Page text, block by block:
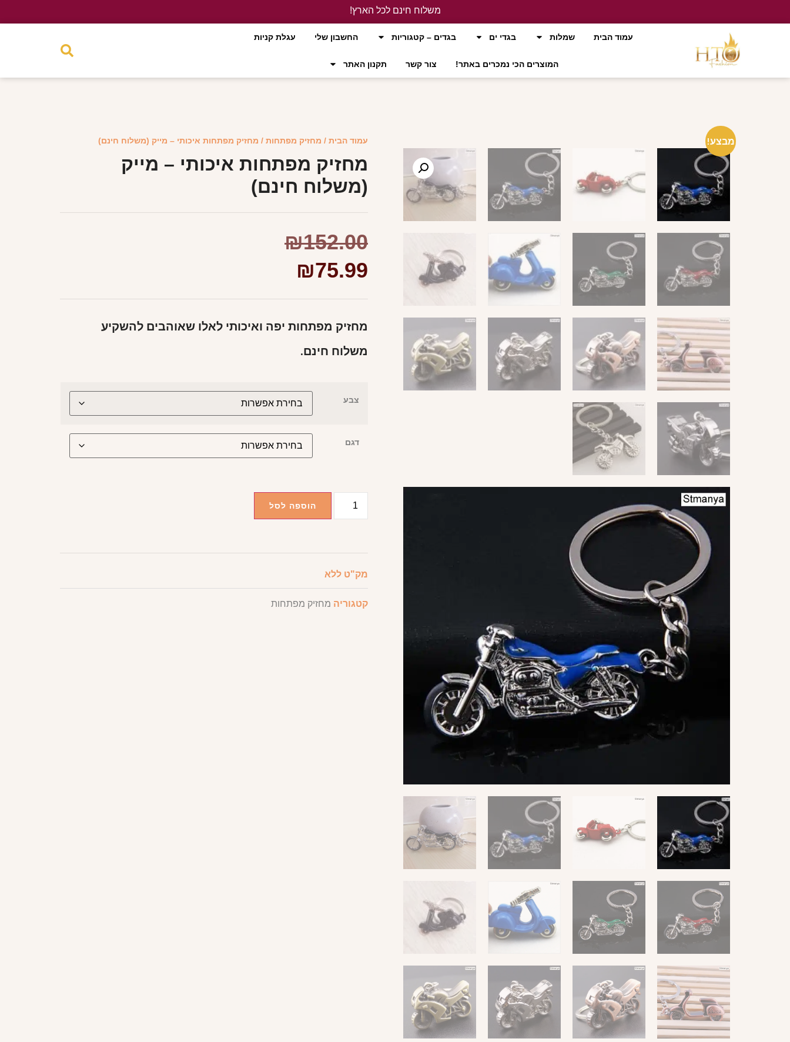
משלוח חינם לכל הארץ!
עמוד הבית
שמלות בגדי ים בגדים – קטגוריות החשבון שלי עגלת קניות
המוצרים הכי נמכרים באתר! צור קשר תקנון האתר
מבצע! עמוד הבית / מחזיק מפתחות / מחזיק מפתחות איכותי – מייק (משלוח חינם)
מחזיק מפתחות איכותי – מייק
(משלוח חינם)
₪152.00
₪75.99
מחזיק מפתחות יפה ואיכותי לאלו שאוהבים להשקיע
משלוח חינם.
צבע
דגם
הוספה לסל
מק"ט ללא
קטגוריה מחזיק מפתחות